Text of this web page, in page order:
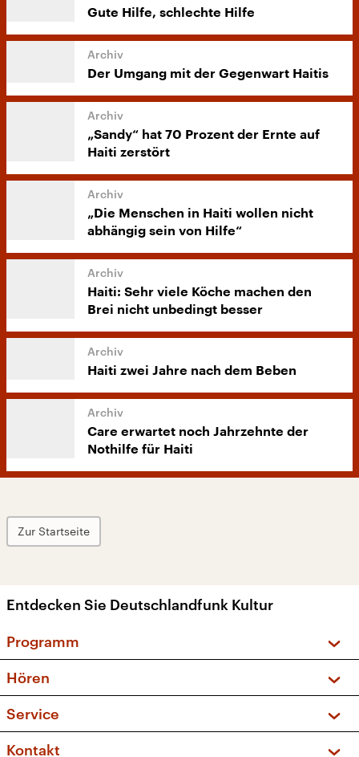
Gute Hilfe, schlechte Hilfe
Der Umgang mit der Gegenwart Haitis
„Sandy“ hat 70 Prozent der Ernte auf
Haiti zerstört
„Die Menschen in Haiti wollen nicht
abhängig sein von Hilfe“
Haiti: Sehr viele Köche machen den
Brei nicht unbedingt besser
Haiti zwei Jahre nach dem Beben
Care erwartet noch Jahrzehnte der
Nothilfe für Haiti
Zur Startseite
Entdecken Sie Deutschlandfunk Kultur
Programm
Sendungen und Podcasts
Musikliste
Kakadu – Das Kinderprogramm
Hören
Frequenzen (UKW + DAB+)
Service
FAQ
Kontakt